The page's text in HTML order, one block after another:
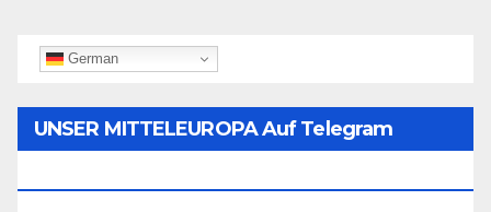
German
UNSER MITTELEUROPA Auf Telegram